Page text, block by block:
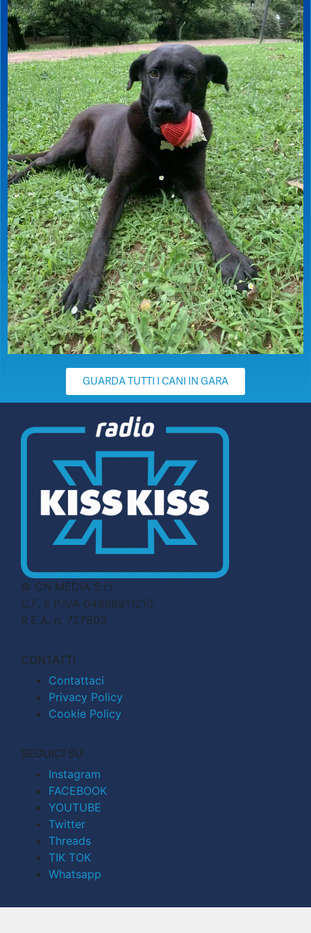
GUARDA TUTTI I CANI IN GARA
© CN MEDIA S.r.l.
C.F. e P.IVA 04998911210
R.E.A. n. 727803
CONTATTI
Contattaci
Privacy Policy
Cookie Policy
SEGUICI SU
Instagram
FACEBOOK
YOUTUBE
Twitter
Threads
TIK TOK
Whatsapp